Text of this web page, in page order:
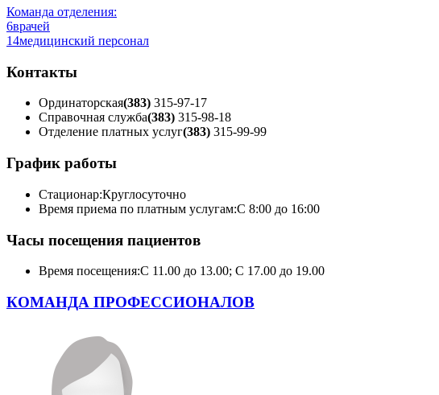
Команда отделения:
6врачей
14медицинский персонал
Контакты
Ординаторская(383) 315-97-17
Справочная служба(383) 315-98-18
Отделение платных услуг(383) 315-99-99
График работы
Стационар:Круглосуточно
Время приема по платным услугам:С 8:00 до 16:00
Часы посещения пациентов
Время посещения:С 11.00 до 13.00; С 17.00 до 19.00
КОМАНДА ПРОФЕССИОНАЛОВ